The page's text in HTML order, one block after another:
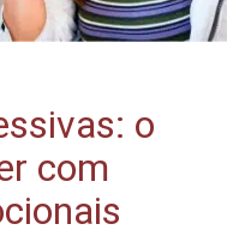
o
com